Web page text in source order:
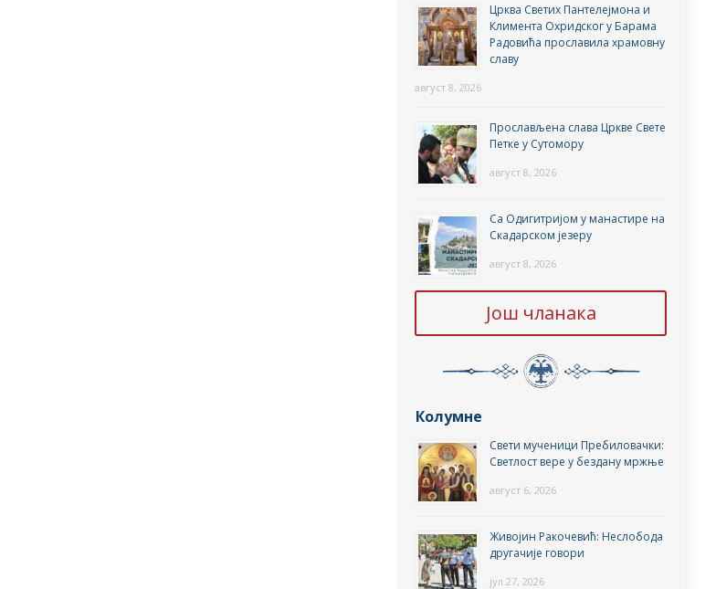
Црква Светих Пантелејмона и
Климента Охридског у Барама
Радовића прославила храмовну
славу
август 8, 2026
Прослављена слава Цркве Свете
Петке у Сутомору
август 8, 2026
Са Одигитријом у манастире на
Скадарском језеру
август 8, 2026
Још чланака
Колумне
Свети мученици Пребиловачки:
Светлост вере у бездану мржње
август 6, 2026
Живојин Ракочевић: Неслобода
другачије говори
јул 27, 2026